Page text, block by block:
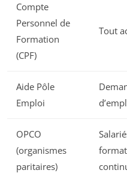
Compte
Personnel de
Formation
(CPF)
Tout
Aide Pôle
Emploi
OPCO
(organismes
paritaires)